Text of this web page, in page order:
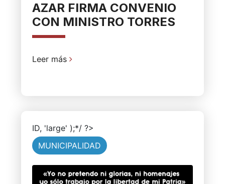
AZAR FIRMA CONVENIO
CON MINISTRO TORRES
Leer más
ID, 'large' );*/ ?>
MUNICIPALIDAD